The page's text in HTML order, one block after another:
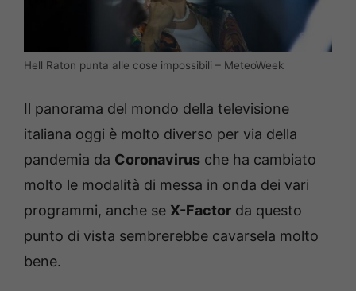
Hell Raton punta alle cose impossibili – MeteoWeek
Il panorama del mondo della televisione
italiana oggi è molto diverso per via della
pandemia da Coronavirus che ha cambiato
molto le modalità di messa in onda dei vari
programmi, anche se X-Factor da questo
punto di vista sembrerebbe cavarsela molto
bene.